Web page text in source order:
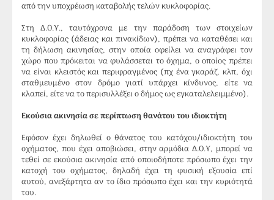
από την υποχρέωση καταβολής τελών κυκλοφορίας.
Στη Δ.Ο.Υ., ταυτόχρονα με την παράδοση των στοιχείων
κυκλοφορίας (άδειας και πινακίδων), πρέπει να καταθέσει και
τη δήλωση ακινησίας, στην οποία οφείλει να αναγράφει τον
χώρο που πρόκειται να φυλάσσεται το όχημα, ο οποίος πρέπει
να είναι κλειστός και περιφραγμένος (πχ ένα γκαράζ, κλπ, όχι
σταθμευμένο στον δρόμο γιατί υπάρχει κίνδυνος, είτε να
κλαπεί, είτε να το περισυλλέξει ο δήμος ως εγκαταλελειμμένο).
Εκούσια ακινησία σε περίπτωση θανάτου του ιδιοκτήτη
Εφόσον έχει δηλωθεί ο θάνατος του κατόχου/ιδιοκτήτη του
οχήματος, που έχει αποβιώσει, στην αρμόδια Δ.Ο.Υ, μπορεί να
τεθεί σε εκούσια ακινησία από οποιοδήποτε πρόσωπο έχει την
κατοχή του οχήματος, δηλαδή έχει τη φυσική εξουσία επί
αυτού, ανεξάρτητα αν το ίδιο πρόσωπο έχει και την κυριότητά
του.